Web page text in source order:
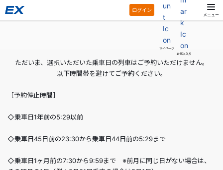
ログイン
マイページ
お気に入り
メニュー
ただいま、選択いただいた乗車日の列車はご予約いただけません。
以下時間帯を避けてご予約ください。
［予約停止時間］
◇乗車日1年前の5:29以前
◇乗車日45日前の23:30から乗車日44日前の5:29まで
◇乗車日1ヶ月前の7:30から9:59まで ※前月に同じ日がない場合は、